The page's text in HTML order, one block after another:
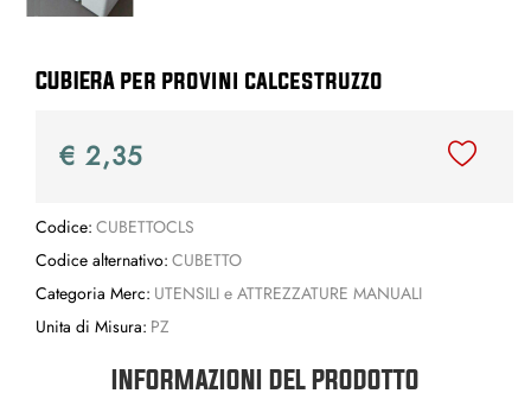
CUBIERA per provini calcestruzzo
€ 2,35
Codice: CUBETTOCLS
Codice alternativo: CUBETTO
Categoria Merc: UTENSILI e ATTREZZATURE MANUALI
Unita di Misura: PZ
INFORMAZIONI DEL PRODOTTO